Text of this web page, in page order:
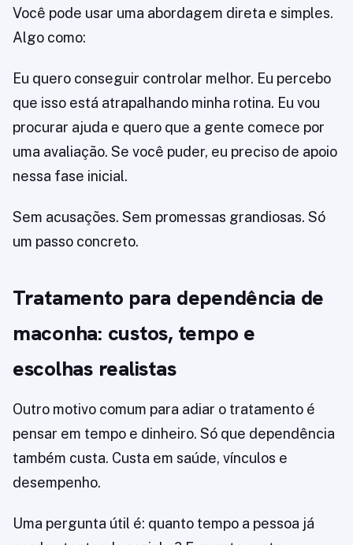
Você pode usar uma abordagem direta e simples.
Algo como:
Eu quero conseguir controlar melhor. Eu percebo
que isso está atrapalhando minha rotina. Eu vou
procurar ajuda e quero que a gente comece por
uma avaliação. Se você puder, eu preciso de apoio
nessa fase inicial.
Sem acusações. Sem promessas grandiosas. Só
um passo concreto.
Tratamento para dependência de
maconha: custos, tempo e
escolhas realistas
Outro motivo comum para adiar o tratamento é
pensar em tempo e dinheiro. Só que dependência
também custa. Custa em saúde, vínculos e
desempenho.
Uma pergunta útil é: quanto tempo a pessoa já